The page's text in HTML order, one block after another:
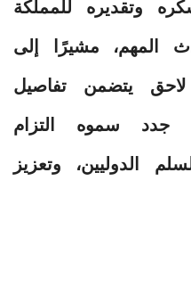
وتقديره للمملكة
المهم، مشيرًا إلى
يتضمن تفاصيل
جدد سموه التزام
الدوليين، وتعزيز